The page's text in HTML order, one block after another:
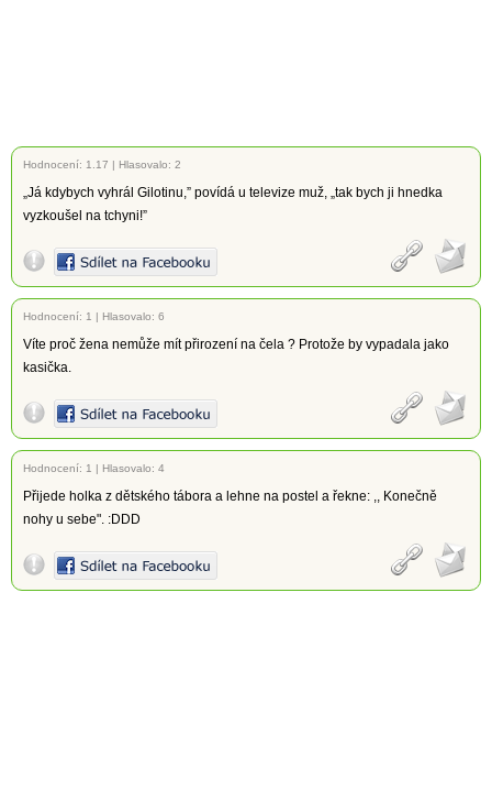
Hodnocení: 1.17 | Hlasovalo: 2
„Já kdybych vyhrál Gilotinu,” povídá u televize muž, „tak bych ji hnedka
vyzkoušel na tchyni!”
Hodnocení: 1 | Hlasovalo: 6
Víte proč žena nemůže mít přirození na čela ? Protože by vypadala jako
kasička.
Hodnocení: 1 | Hlasovalo: 4
Přijede holka z dětského tábora a lehne na postel a řekne: ,, Konečně
nohy u sebe". :DDD